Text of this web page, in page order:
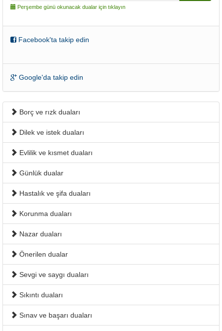
Perşembe günü okunacak dualar için tıklayın
Facebook'ta takip edin
Google'da takip edin
Borç ve rızk duaları
Dilek ve istek duaları
Evlilik ve kısmet duaları
Günlük dualar
Hastalık ve şifa duaları
Korunma duaları
Nazar duaları
Önerilen dualar
Sevgi ve saygı duaları
Sıkıntı duaları
Sınav ve başarı duaları